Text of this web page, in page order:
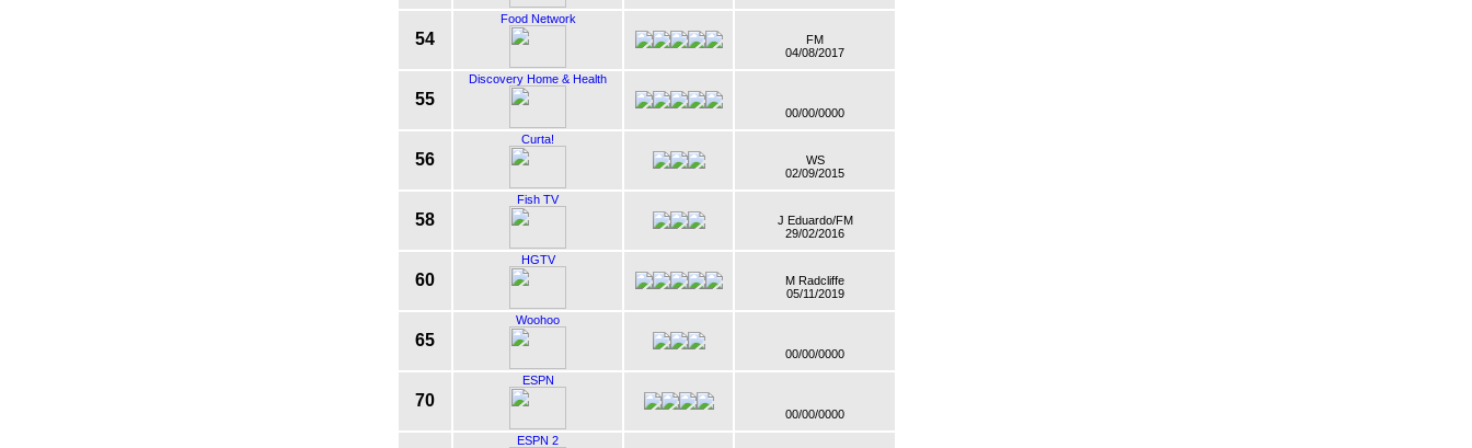
54
Food Network
FM
04/08/2017
55
Discovery Home & Health
00/00/0000
56
Curta!
WS
02/09/2015
58
Fish TV
J Eduardo/FM
29/02/2016
60
HGTV
M Radcliffe
05/11/2019
65
Woohoo
00/00/0000
70
ESPN
00/00/0000
ESPN 2